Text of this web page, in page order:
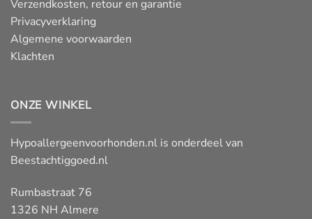
Verzendkosten, retour en garantie
Privacyverklaring
Algemene voorwaarden
Klachten
ONZE WINKEL
Hypoallergeenvoorhonden.nl is onderdeel van
Beestachtiggoed.nl
Rumbastraat 76
1326 NH Almere